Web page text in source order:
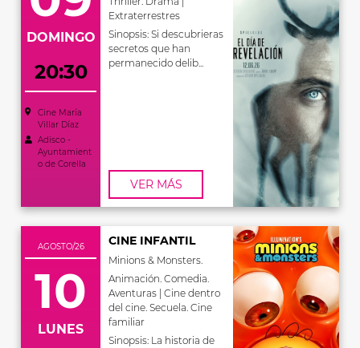
DOMINGO
20:30
Cine María
Villar Díaz
Adisco -
Ayuntamient
o de Corella
Extraterrestres
Sinopsis: Si descubrieras
secretos que han
permanecido delib...
VER MÁS
AGOSTO/26
10
LUNES
CINE INFANTIL
Minions & Monsters.
Animación. Comedia.
Aventuras | Cine dentro
del cine. Secuela. Cine
familiar
Sinopsis: La historia de